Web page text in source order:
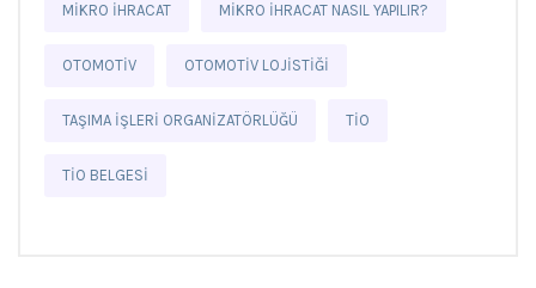
MIKRO İHRACAT MIKRO İHRACAT NASIL YAPILIR?
OTOMOTIV OTOMOTIV LOJISTIĞI
TAŞIMA İŞLERI ORGANIZATÖRLÜĞÜ TİO
TİO BELGESI